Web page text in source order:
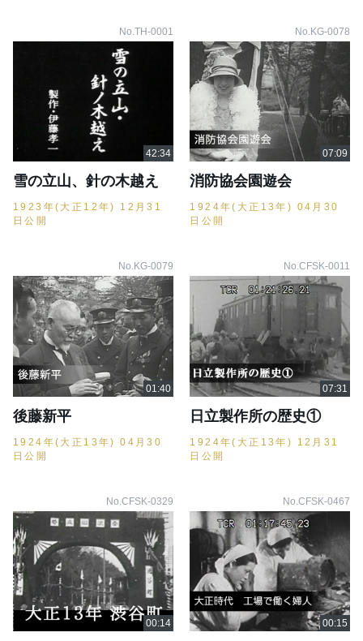
No.TH-0001
雪の立山、針の木越え
1923年(大正12年) 12月31
日公開
No.KG-0078
消防協会園遊会
1924年(大正13年) 04月30
日公開
No.KG-0079
後藤新平
1924年(大正13年) 04月30
日公開
No.CFSK-0011
日立製作所の歴史①
1924年(大正13年) 12月31
日公開
No.CFSK-0329 No.CFSK-0467